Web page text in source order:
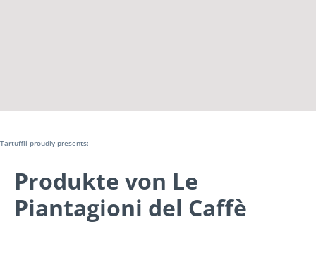
Tartuffli proudly presents:
Produkte von Le
Piantagioni del Caffè